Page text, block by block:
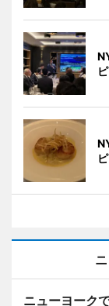
ニューヨーク